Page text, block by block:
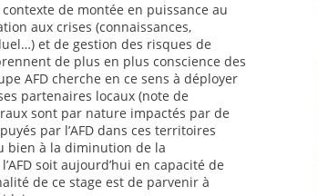
de montée en puissance au
aux crises (connaissances,
et de gestion des risques de
de plus en plus conscience des
AFD cherche en ce sens à déployer
partenaires locaux (note de
sont par nature impactés par de
par l’AFD dans ces territoires
bien à la diminution de la
soit aujourd’hui en capacité de
de ce stage est de parvenir à